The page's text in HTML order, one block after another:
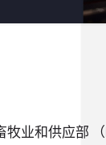
牧业和供应部